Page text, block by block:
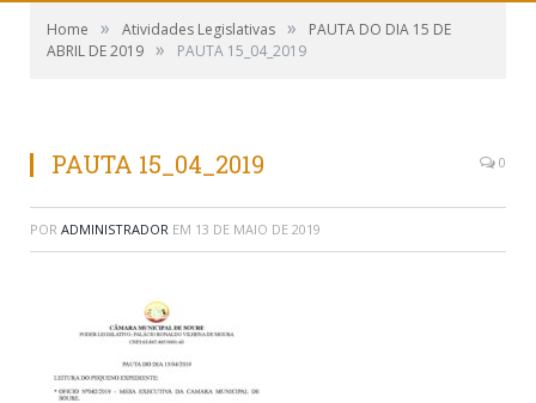
Home » Atividades Legislativas »
PAUTA DO DIA 15 DE
ABRIL DE 2019 » PAUTA 15_04_2019
PAUTA 15_04_2019 0
POR ADMINISTRADOR EM 13 DE MAIO DE 2019